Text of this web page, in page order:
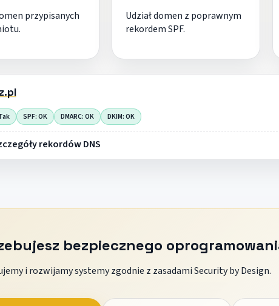
przypisanych
Udział domen z poprawnym
rekordem SPF.
SPF: OK DMARC: OK DKIM: OK
rekordów DNS
bezpiecznego
i rozwijamy systemy zgodnie z zasadami Security by Design.